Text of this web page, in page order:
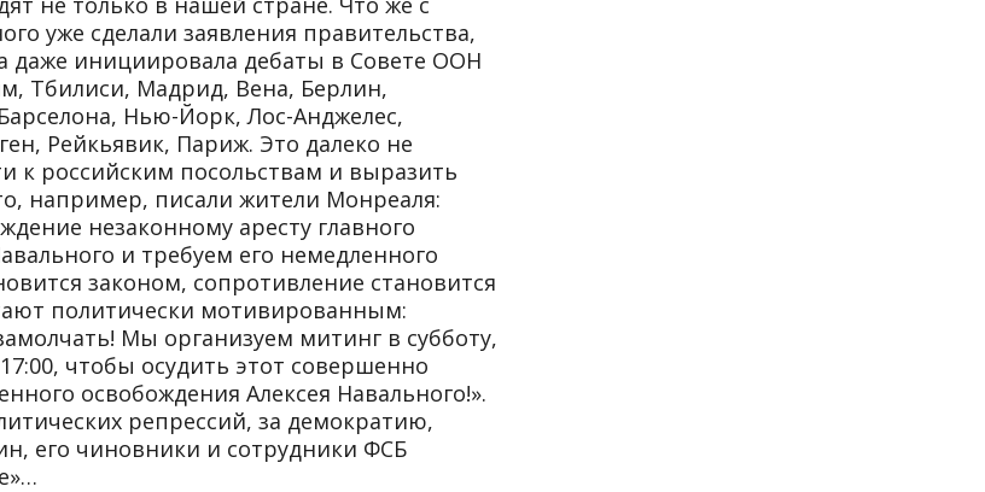
уже сделали заявления правительства,
инициировала дебаты в Совете ООН
Тбилиси, Мадрид, Вена, Берлин,
Нью-Йорк, Лос-Анджелес,
Рейкьявик, Париж. Это далеко не
к российским посольствам и выразить
например, писали жители Монреаля:
незаконному аресту главного
и требуем его немедленного
законом, сопротивление становится
политически мотивированным:
Мы организуем митинг в субботу,
чтобы осудить этот совершенно
освобождения Алексея Навального!».
репрессий, за демократию,
его чиновники и сотрудники ФСБ